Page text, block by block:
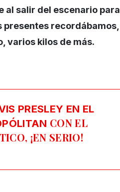
al salir del escenario para
presentes recordábamos,
varios kilos de más.
PRESLEY EN EL
CON EL
¡EN SERIO!